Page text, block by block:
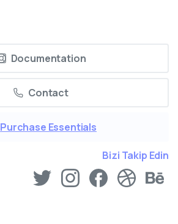
Documentation
Contact
Purchase Essentials
Bizi Takip Edin